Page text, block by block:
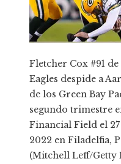
Fletcher Cox #91
Eagles despide a
de los Green Bay
segundo trimestre
Financial Field el
2022 en Filadelfia,
(Mitchell Leff/Getty